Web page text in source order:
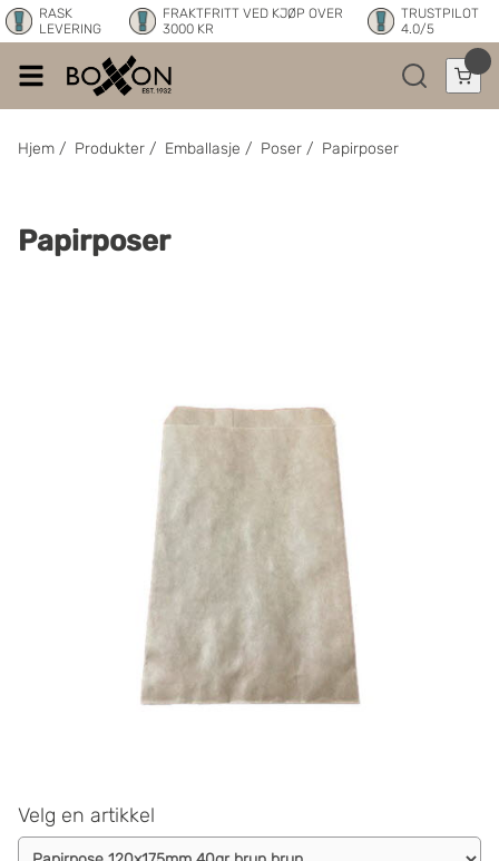
RASK
LEVERING
FRAKTFRITT VED KJØP OVER
3000 KR
TRUSTPILOT
4.0/5
Hjem / Produkter / Emballasje / Poser / Papirposer
Papirposer
Velg en artikkel